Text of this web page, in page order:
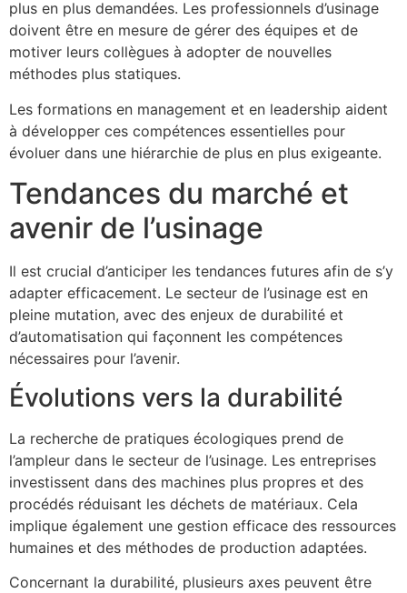
plus en plus demandées. Les professionnels d’usinage
doivent être en mesure de gérer des équipes et de
motiver leurs collègues à adopter de nouvelles
méthodes plus statiques.
Les formations en management et en leadership aident
à développer ces compétences essentielles pour
évoluer dans une hiérarchie de plus en plus exigeante.
Tendances du marché et
avenir de l’usinage
Il est crucial d’anticiper les tendances futures afin de s’y
adapter efficacement. Le secteur de l’usinage est en
pleine mutation, avec des enjeux de durabilité et
d’automatisation qui façonnent les compétences
nécessaires pour l’avenir.
Évolutions vers la durabilité
La recherche de pratiques écologiques prend de
l’ampleur dans le secteur de l’usinage. Les entreprises
investissent dans des machines plus propres et des
procédés réduisant les déchets de matériaux. Cela
implique également une gestion efficace des ressources
humaines et des méthodes de production adaptées.
Concernant la durabilité, plusieurs axes peuvent être